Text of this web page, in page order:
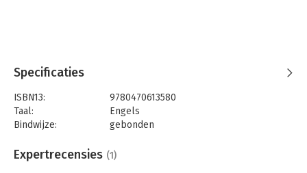
Specificaties
ISBN13:
9780470613580
Taal:
Engels
Bindwijze:
gebonden
Uitgever:
John Wiley & Sons
Expertrecensies (1)